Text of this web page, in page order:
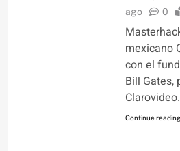
ago
0
mexicano
con el
Bill Gates,
Continue reading